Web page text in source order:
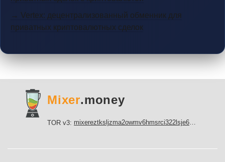
→ Vertex: децентрализованный обменник для
приватных криптовалютных сделок
Mixer.money
TOR v3: mixereztksljzma2owmv6hmsrci322lsje6m3svicoddk3xbgvhd2fid.onion